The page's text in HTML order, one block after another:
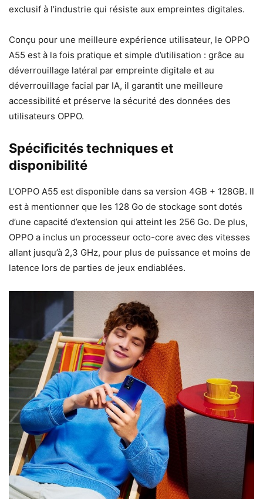
exclusif à l’industrie qui résiste aux empreintes digitales.
Conçu pour une meilleure expérience utilisateur, le OPPO
A55 est à la fois pratique et simple d’utilisation : grâce au
déverrouillage latéral par empreinte digitale et au
déverrouillage facial par IA, il garantit une meilleure
accessibilité et préserve la sécurité des données des
utilisateurs OPPO.
Spécificités techniques et
disponibilité
L’OPPO A55 est disponible dans sa version 4GB + 128GB. Il
est à mentionner que les 128 Go de stockage sont dotés
d’une capacité d’extension qui atteint les 256 Go. De plus,
OPPO a inclus un processeur octo-core avec des vitesses
allant jusqu’à 2,3 GHz, pour plus de puissance et moins de
latence lors de parties de jeux endiablées.